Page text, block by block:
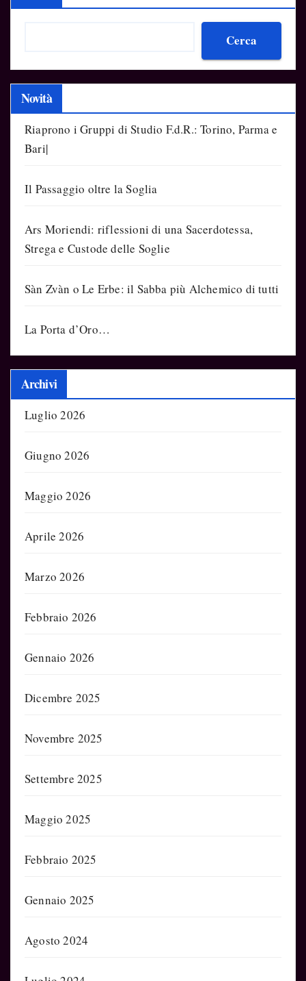
Cerca
Novità
Riaprono i Gruppi di Studio F.d.R.: Torino, Parma e
Bari|
Il Passaggio oltre la Soglia
Ars Moriendi: riflessioni di una Sacerdotessa,
Strega e Custode delle Soglie
Sàn Zvàn o Le Erbe: il Sabba più Alchemico di tutti
La Porta d’Oro…
Archivi
Luglio 2026
Giugno 2026
Maggio 2026
Aprile 2026
Marzo 2026
Febbraio 2026
Gennaio 2026
Dicembre 2025
Novembre 2025
Settembre 2025
Maggio 2025
Febbraio 2025
Gennaio 2025
Agosto 2024